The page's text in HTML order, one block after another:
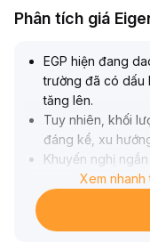
Phân tích giá
EGP hiện đang
trường đã có dấu
tăng lên.
Tuy nhiên, khối
đáng kể, xu
Khuyến nghị
quan trọng
với khối lượng
đoạn, ngược lại
Xem